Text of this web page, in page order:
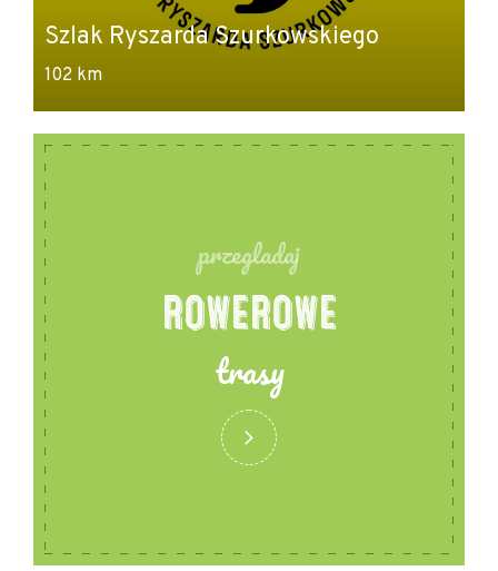
Szlak Ryszarda Szurkowskiego
102 km
przegladaj
ROWEROWE
trasy